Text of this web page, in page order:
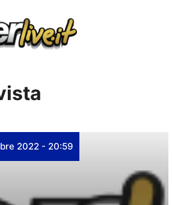
2022 - 20:59